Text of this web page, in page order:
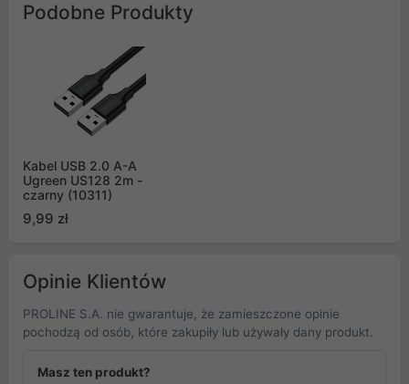
Podobne Produkty
Kabel USB 2.0 A-A
Ugreen US128 2m -
czarny (10311)
9,99 zł
Opinie Klientów
PROLINE S.A. nie gwarantuje, że zamieszczone opinie
pochodzą od osób, które zakupiły lub używały dany produkt.
Masz ten produkt?